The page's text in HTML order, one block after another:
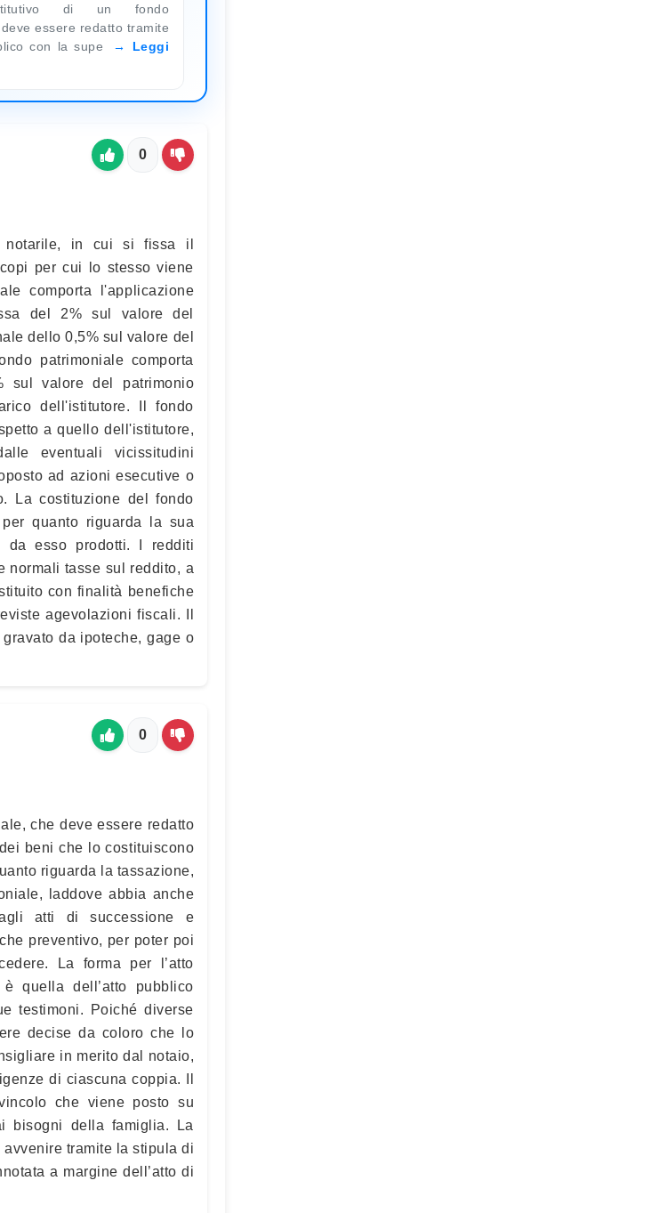
di un fondo
essere redatto tramite
con la supe
Leggi
0
notarile, in cui si fissa il
per cui lo stesso viene
comporta l'applicazione
del 2% sul valore del
dello 0,5% sul valore del
patrimoniale comporta
sul valore del patrimonio
dell'istitutore. Il fondo
a quello dell'istitutore,
eventuali vicissitudini
ad azioni esecutive o
La costituzione del fondo
quanto riguarda la sua
da esso prodotti. I redditi
normali tasse sul reddito, a
con finalità benefiche
agevolazioni fiscali. Il
da ipoteche, gage o
0
che deve essere redatto
beni che lo costituiscono
riguarda la tassazione,
laddove abbia anche
atti di successione e
preventivo, per poter poi
La forma per l’atto
quella dell’atto pubblico
testimoni. Poiché diverse
decise da coloro che lo
in merito dal notaio,
di ciascuna coppia. Il
che viene posto su
bisogni della famiglia. La
tramite la stipula di
a margine dell’atto di